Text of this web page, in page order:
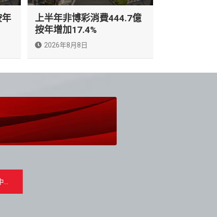
上半年非博彩消費444.7億
按年增加17.4%
2026年8月8日